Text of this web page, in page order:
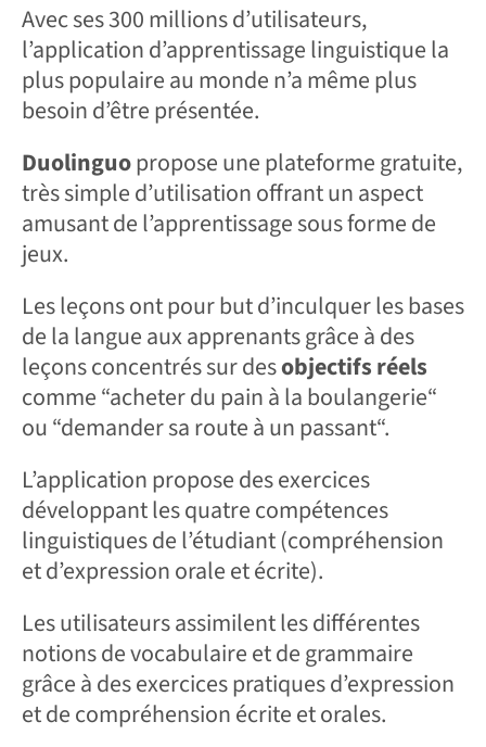
Avec ses 300 millions d’utilisateurs,
l’application d’apprentissage linguistique la
plus populaire au monde n’a même plus
besoin d’être présentée.
Duolinguopropose une plateforme gratuite,
très simple d’utilisation offrant un aspect
amusant de l’apprentissage sous forme de
jeux.
Les leçons ont pour but d’inculquer les bases
de la langue aux apprenants grâce à des
leçons concentrés sur desobjectifs réels
comme “acheter du pain à la boulangerie“
ou “demander sa route à un passant“.
L’application propose des exercices
développant les quatre compétences
linguistiques de l’étudiant (compréhension
et d’expression orale et écrite).
Les utilisateurs assimilent les différentes
notions de vocabulaire et de grammaire
grâce à des exercices pratiques d’expression
et de compréhension écrite et orales.